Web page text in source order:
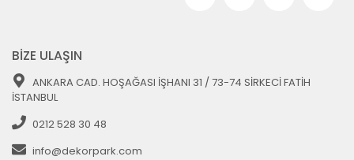
BİZE ULAŞIN
ANKARA CAD. HOŞAĞASI İŞHANI 31 / 73-74 SİRKECİ FATİH
İSTANBUL
0212 528 30 48
info@dekorpark.com